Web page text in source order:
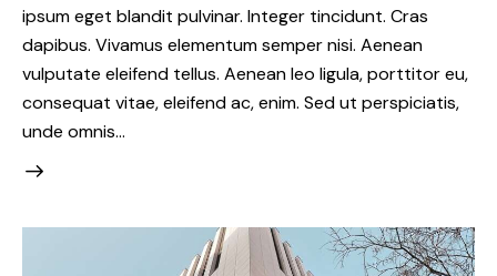
ipsum eget blandit pulvinar. Integer tincidunt. Cras
dapibus. Vivamus elementum semper nisi. Aenean
vulputate eleifend tellus. Aenean leo ligula, porttitor eu,
consequat vitae, eleifend ac, enim. Sed ut perspiciatis,
unde omnis…